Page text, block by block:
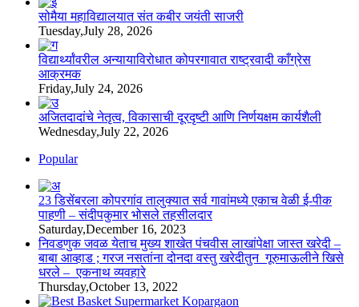
सोमैया महाविद्यालयात संत कबीर जयंती साजरी
Tuesday,July 28, 2026
विद्यार्थ्यांवरील अन्यायाविरोधात कोपरगावात राष्ट्रवादी काँग्रेस
आक्रमक
Friday,July 24, 2026
अजितदादांचे नेतृत्व, विकासाची दूरदृष्टी आणि निर्णयक्षम कार्यशैली
Wednesday,July 22, 2026
Popular
23 डिसेंबरला कोपरगांव तालुक्‍यात सर्व गावांमध्ये एकाच वेळी ई-पीक
पाहणी – संदीपकुमार भोसले तहसीलदार
Saturday,December 16, 2023
निवडणुक जवळ येताच मुख्य शाखेत पंचवीस लाखांपेक्षा जास्त खरेदी –
बाबा आव्हाड ; गरज नसतांना दोनदा वस्तु खरेदीतुन गूरुमाऊलीने खिसे
धरले – एकनाथ व्यवहारे
Thursday,October 13, 2022